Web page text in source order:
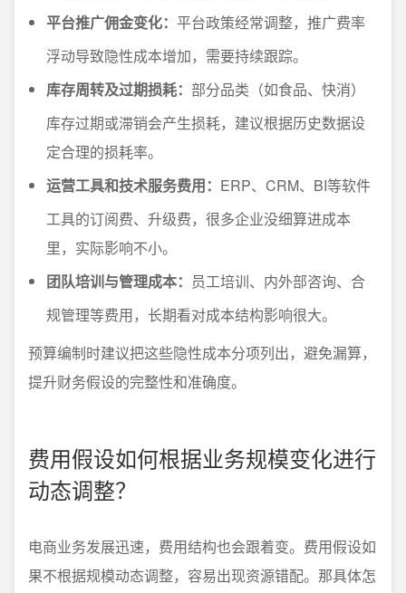
平台推广佣金变化： 平台政策经常调整，推广费率
浮动导致隐性成本增加，需要持续跟踪。
库存周转及过期损耗： 部分品类（如食品、快消）
库存过期或滞销会产生损耗，建议根据历史数据设
定合理的损耗率。
运营工具和技术服务费用： ERP、CRM、BI等软件
工具的订阅费、升级费，很多企业没细算进成本
里，实际影响不小。
团队培训与管理成本： 员工培训、内外部咨询、合
规管理等费用，长期看对成本结构影响很大。
预算编制时建议把这些隐性成本分项列出，避免漏算，
提升财务假设的完整性和准确度。
费用假设如何根据业务规模变化进行
动态调整？
电商业务发展迅速，费用结构也会跟着变。费用假设如
果不根据规模动态调整，容易出现资源错配。那具体怎